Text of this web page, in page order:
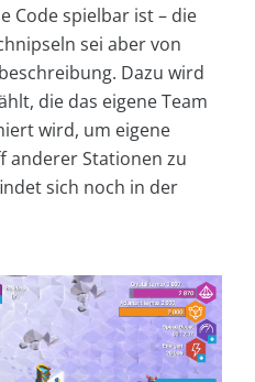
Code spielbar ist – die
sei aber von
Dazu wird
die das eigene Team
wird, um eigene
anderer Stationen zu
sich noch in der